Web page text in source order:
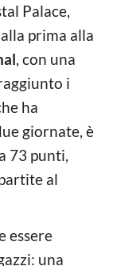
Palace,
prima alla
, con una
i
ha
giornate, è
73 punti,
al
essere
una